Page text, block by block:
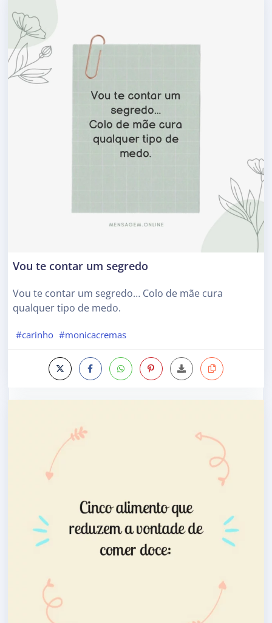
Vou te contar um segredo
Vou te contar um segredo… Colo de mãe cura
qualquer tipo de medo.
#carinho #monicacremas